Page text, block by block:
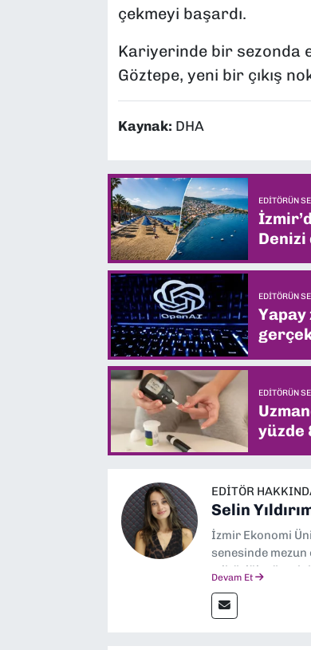
çekmeyi başardı.
Kariyerinde bir sezonda
Göztepe, yeni bir çıkış
Kaynak: DHA
EDITÖRÜN
Denizi
EDITÖRÜN
Yapay
EDITÖRÜN
yüzde
EDITÖR
Selin
İzmir Ekonomi
senesinde
editörlük görevini
Devam Et